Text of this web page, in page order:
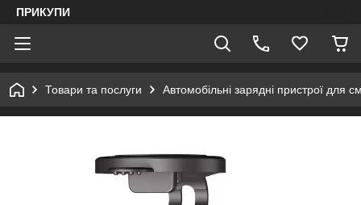
ПРИКУПИ
Товари та послуги Автомобільні зарядні пристрої для